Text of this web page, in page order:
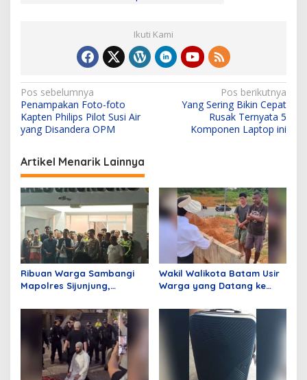
Ikuti Kami
N
a
v
i
g
a
s
p
o
s
Pos sebelumnya
Penampakan Foto-foto
Kapten Philips Pilot Susi Air
yang Disandera OPM
Pos berikutnya
Yang Sering Bikin Cepat
Rusak Ternyata 5
Komponen Laptop ini
Artikel Menarik Lainnya
Ribuan Warga Sambangi
Mapolres Sijunjung,
Pemberitaan Terkait
Tambang Dinilai Tidak
Berimbang
Wakil Walikota Batam Usir
Warga yang Datang ke
Merusak Lingkungan,
Ucapan Li Jadi Sorotan